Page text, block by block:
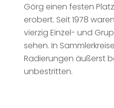
Görg einen festen
erobert. Seit 1978
vierzig Einzel- und
sehen. In
Radierungen äußerst
unbestritten.